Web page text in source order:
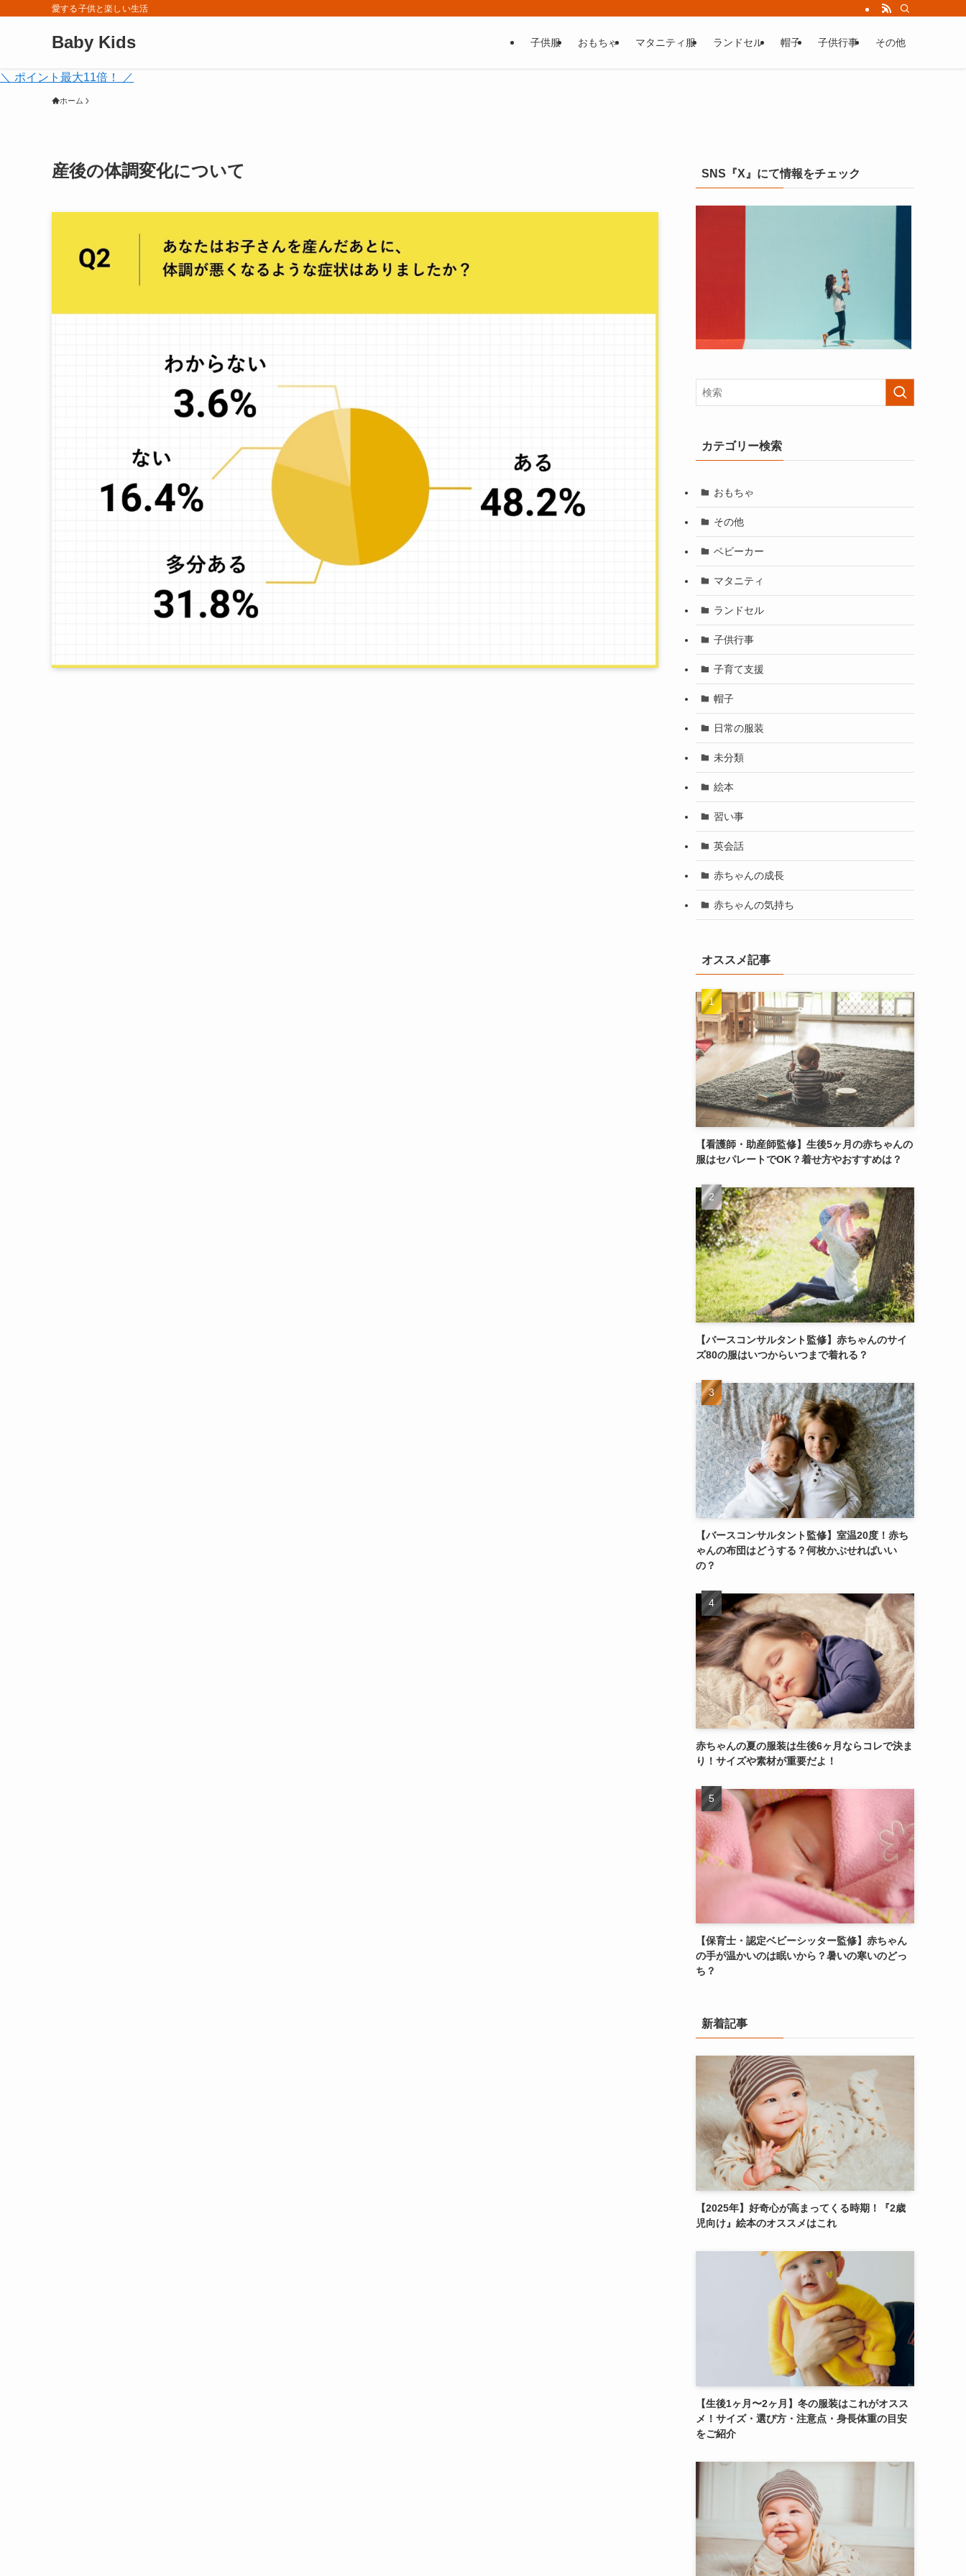
愛する子供と楽しい生活
Baby Kids 子供服 おもちゃ マタニティ服 ランドセル 帽子 子供行事 その他
＼ ポイント最大11倍！ ／
ホーム
産後の体調変化について SNS『X』にて情報をチェック
カテゴリー検索
おもちゃ
その他
ベビーカー
マタニティ
ランドセル
子供行事
子育て支援
帽子
日常の服装
未分類
絵本
習い事
英会話
赤ちゃんの成長
赤ちゃんの気持ち
オススメ記事
【看護師・助産師監修】生後5ヶ月の赤ちゃんの
服はセパレートでOK？着せ方やおすすめは？
【バースコンサルタント監修】赤ちゃんのサイ
ズ80の服はいつからいつまで着れる？
【バースコンサルタント監修】室温20度！赤ち
ゃんの布団はどうする？何枚かぶせればいい
の？
赤ちゃんの夏の服装は生後6ヶ月ならコレで決ま
り！サイズや素材が重要だよ！
【保育士・認定ベビーシッター監修】赤ちゃん
の手が温かいのは眠いから？暑いの寒いのどっ
ち？
新着記事
【2025年】好奇心が高まってくる時期！『2歳
児向け』絵本のオススメはこれ
【生後1ヶ月〜2ヶ月】冬の服装はこれがオスス
メ！サイズ・選び方・注意点・身長体重の目安
をご紹介